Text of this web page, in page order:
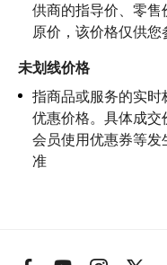
供商的指导价、零
原价，该价格仅供您
未划线价格
指商品或服务的实
优惠价格。具体成
会员使用优惠券等
准